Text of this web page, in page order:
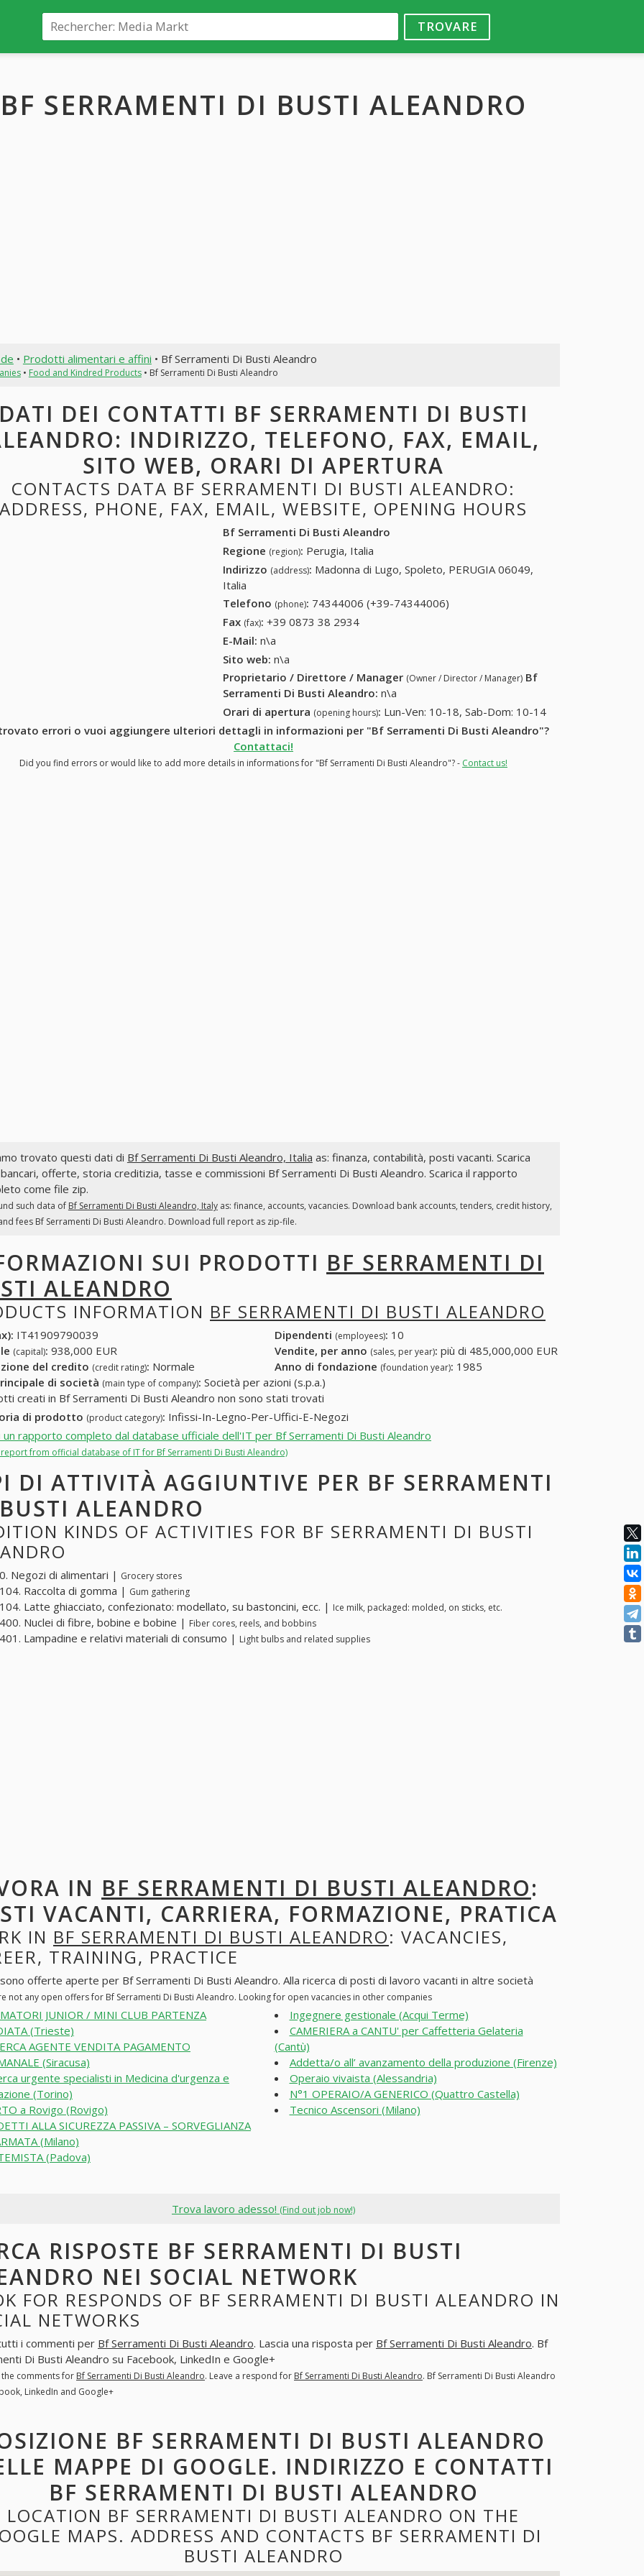
TROVARE
BF SERRAMENTI DI BUSTI ALEANDRO
• Prodotti alimentari e affini • Bf Serramenti Di Busti Aleandro
• Food and Kindred Products• Bf Serramenti Di Busti Aleandro
DEI CONTATTI BF SERRAMENTI DI BUSTI
INDIRIZZO, TELEFONO, FAX, EMAIL,
SITO WEB, ORARI DI APERTURA
CONTACTS DATA BF SERRAMENTI DI BUSTI ALEANDRO:
ADDRESS, PHONE, FAX, EMAIL, WEBSITE, OPENING HOURS
Bf Serramenti Di Busti Aleandro
Regione (region): Perugia, Italia
Indirizzo (address): Madonna di Lugo, Spoleto, PERUGIA 06049,
Italia
Telefono (phone): 74344006 (+39-74344006)
Fax (fax): +39 0873 38 2934
E-Mail: n\a
Sito web: n\a
Proprietario / Direttore / Manager (Owner / Director / Manager) Bf
Serramenti Di Busti Aleandro: n\a
Orari di apertura (opening hours): Lun-Ven: 10-18, Sab-Dom: 10-14
errori o vuoi aggiungere ulteriori dettagli in informazioni per "Bf Serramenti Di Busti Aleandro"?
Contattaci!
Did you find errors or would like to add more details in informations for "Bf Serramenti Di Busti Aleandro"? - Contact us!
trovato questi dati di Bf Serramenti Di Busti Aleandro, Italia as: finanza, contabilità, posti vacanti. Scarica
offerte, storia creditizia, tasse e commissioni Bf Serramenti Di Busti Aleandro. Scarica il rapporto
come file zip.
such data of Bf Serramenti Di Busti Aleandro, Italyas: finance, accounts, vacancies. Download bank accounts, tenders, credit history,
fees Bf Serramenti Di Busti Aleandro. Download full report as zip-file.
SUI PRODOTTI BF SERRAMENTI DI
ALEANDRO
INFORMATION BF SERRAMENTI DI BUSTI ALEANDRO
IT41909790039 Dipendenti (employees): 10
(capital): 938,000 EUR Vendite, per anno (sales, per year): più di 485,000,000 EUR
del credito (credit rating): Normale Anno di fondazione (foundation year): 1985
di società (main type of company): Società per azioni (s.p.a.)
creati in Bf Serramenti Di Busti Aleandro non sono stati trovati
di prodotto (product category): Infissi-In-Legno-Per-Uffici-E-Negozi
rapporto completo dal database ufficiale dell'IT per Bf Serramenti Di Busti Aleandro
from official database of IT for Bf Serramenti Di Busti Aleandro)
DI ATTIVITÀ AGGIUNTIVE PER BF SERRAMENTI
ALEANDRO
KINDS OF ACTIVITIES FOR BF SERRAMENTI DI BUSTI
Negozi di alimentari | Grocery stores
Raccolta di gomma | Gum gathering
Latte ghiacciato, confezionato: modellato, su bastoncini, ecc. | Ice milk, packaged: molded, on sticks, etc.
Nuclei di fibre, bobine e bobine | Fiber cores, reels, and bobbins
Lampadine e relativi materiali di consumo | Light bulbs and related supplies
IN BF SERRAMENTI DI BUSTI ALEANDRO:
VACANTI, CARRIERA, FORMAZIONE, PRATICA
IN BF SERRAMENTI DI BUSTI ALEANDRO: VACANCIES,
TRAINING, PRACTICE
offerte aperte per Bf Serramenti Di Busti Aleandro. Alla ricerca di posti di lavoro vacanti in altre società
not any open offers for Bf Serramenti Di Busti Aleandro. Looking for open vacancies in other companies
JUNIOR / MINI CLUB PARTENZA
(Trieste)
AGENTE VENDITA PAGAMENTO
(Siracusa)
urgente specialisti in Medicina d'urgenza e
(Torino)
a Rovigo (Rovigo)
ALLA SICUREZZA PASSIVA – SORVEGLIANZA
(Milano)
(Padova)
Ingegnere gestionale (Acqui Terme)
CAMERIERA a CANTU' per Caffetteria Gelateria
(Cantù)
Addetta/o all’ avanzamento della produzione (Firenze)
Operaio vivaista (Alessandria)
N°1 OPERAIO/A GENERICO (Quattro Castella)
Tecnico Ascensori (Milano)
Trova lavoro adesso! (Find out job now!)
RISPOSTE BF SERRAMENTI DI BUSTI
NEI SOCIAL NETWORK
FOR RESPONDS OF BF SERRAMENTI DI BUSTI ALEANDRO IN
NETWORKS
i commenti per Bf Serramenti Di Busti Aleandro. Lascia una risposta per Bf Serramenti Di Busti Aleandro. Bf
Di Busti Aleandro su Facebook, LinkedIn e Google+
the comments for Bf Serramenti Di Busti Aleandro. Leave a respond for Bf Serramenti Di Busti Aleandro. Bf Serramenti Di Busti Aleandro
LinkedIn and Google+
BF SERRAMENTI DI BUSTI ALEANDRO
MAPPE DI GOOGLE. INDIRIZZO E CONTATTI
BF SERRAMENTI DI BUSTI ALEANDRO
LOCATION BF SERRAMENTI DI BUSTI ALEANDRO ON THE
MAPS. ADDRESS AND CONTACTS BF SERRAMENTI DI
BUSTI ALEANDRO